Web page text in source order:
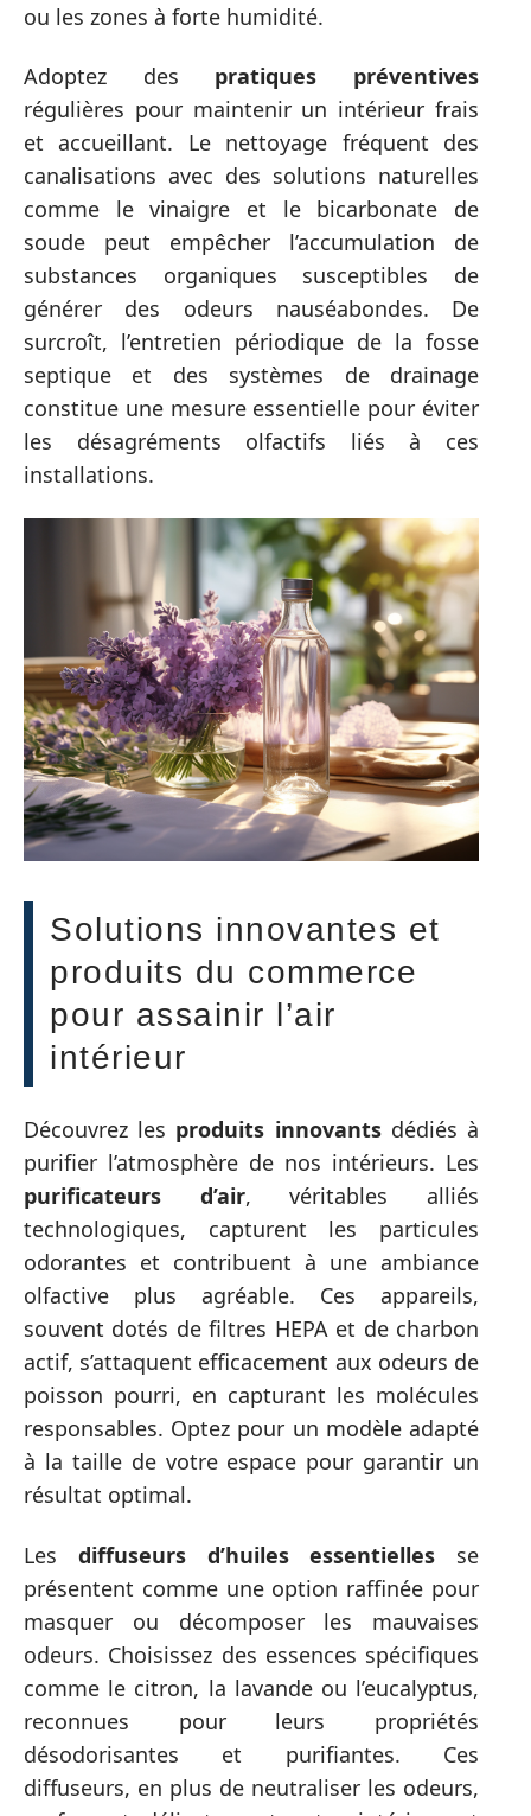
ou les zones à forte humidité.
Adoptez des pratiques préventives
régulières pour maintenir un intérieur frais
et accueillant. Le nettoyage fréquent des
canalisations avec des solutions naturelles
comme le vinaigre et le bicarbonate de
soude peut empêcher l’accumulation de
substances organiques susceptibles de
générer des odeurs nauséabondes. De
surcroît, l’entretien périodique de la fosse
septique et des systèmes de drainage
constitue une mesure essentielle pour éviter
les désagréments olfactifs liés à ces
installations.
Solutions innovantes et
produits du commerce
pour assainir l’air
intérieur
Découvrez les produits innovantsdédiés à
purifier l’atmosphère de nos intérieurs. Les
purificateurs d’air, véritables alliés
technologiques, capturent les particules
odorantes et contribuent à une ambiance
olfactive plus agréable. Ces appareils,
souvent dotés de filtres HEPA et de charbon
actif, s’attaquent efficacement aux odeurs de
poisson pourri, en capturant les molécules
responsables. Optez pour un modèle adapté
à la taille de votre espace pour garantir un
résultat optimal.
Les diffuseurs d’huiles essentielles se
présentent comme une option raffinée pour
masquer ou décomposer les mauvaises
odeurs. Choisissez des essences spécifiques
comme le citron, la lavande ou l’eucalyptus,
reconnues pour leurs propriétés
désodorisantes et purifiantes. Ces
diffuseurs, en plus de neutraliser les odeurs,